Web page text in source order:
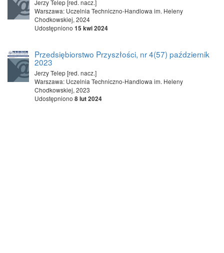
Jerzy Telep [red. nacz.]
Warszawa: Uczelnia Techniczno-Handlowa im. Heleny
Chodkowskiej, 2024
Udostępniono 15 kwi 2024
Przedsiębiorstwo Przyszłości, nr 4(57) październik
2023
Jerzy Telep [red. nacz.]
Warszawa: Uczelnia Techniczno-Handlowa im. Heleny
Chodkowskiej, 2023
Udostępniono 8 lut 2024